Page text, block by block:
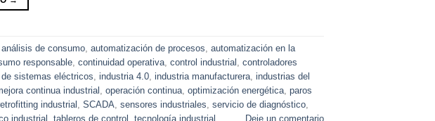
análisis de consumo, automatización de procesos automatización en la
responsable, continuidad operativa, control industrial controladores
sistemas eléctricos industria 4.0, industria manufacturera, industrias del
continua industrial operación continua, optimización energética, paros
industrial SCADA sensores industriales servicio de diagnóstico,
industrial tableros de control tecnología industrial Deje un comentario